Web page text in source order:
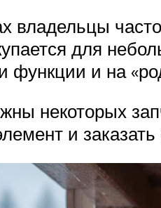
владельцы
для
функции и на
некоторых
и заказать